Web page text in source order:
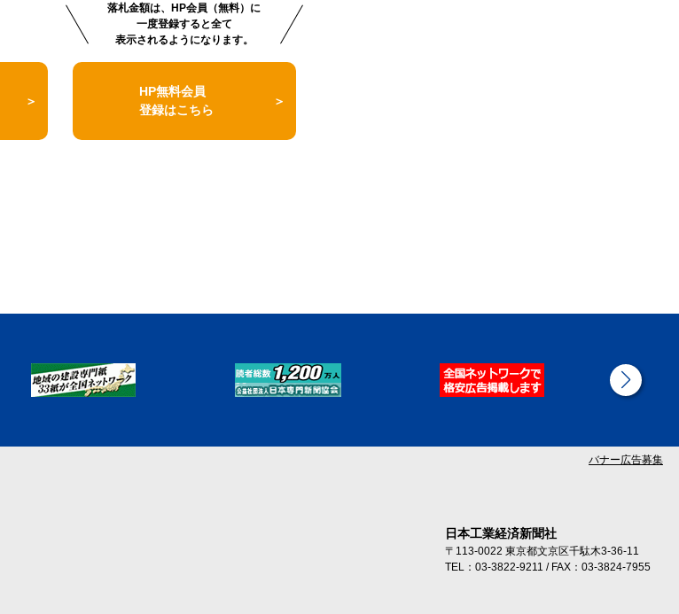
落札金額は、HP会員（無料）に
一度登録すると全て
表示されるようになります。
HP無料会員
登録はこちら
バナー広告募集
日本工業経済新聞社
〒113-0022 東京都文京区千駄木3-36-11
TEL：03-3822-9211 / FAX：03-3824-7955